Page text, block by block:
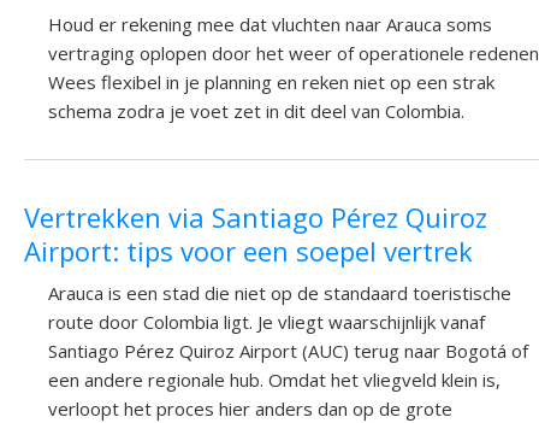
Houd er rekening mee dat vluchten naar Arauca soms
vertraging oplopen door het weer of operationele
Wees flexibel in je planning en reken niet op een strak
schema zodra je voet zet in dit deel van Colombia.
Vertrekken via Santiago Pérez Quiroz
Airport: tips voor een soepel vertrek
Arauca is een stad die niet op de standaard toeristische
route door Colombia ligt. Je vliegt waarschijnlijk vanaf
Santiago Pérez Quiroz Airport (AUC) terug naar Bogotá of
een andere regionale hub. Omdat het vliegveld klein is,
verloopt het proces hier anders dan op de grote